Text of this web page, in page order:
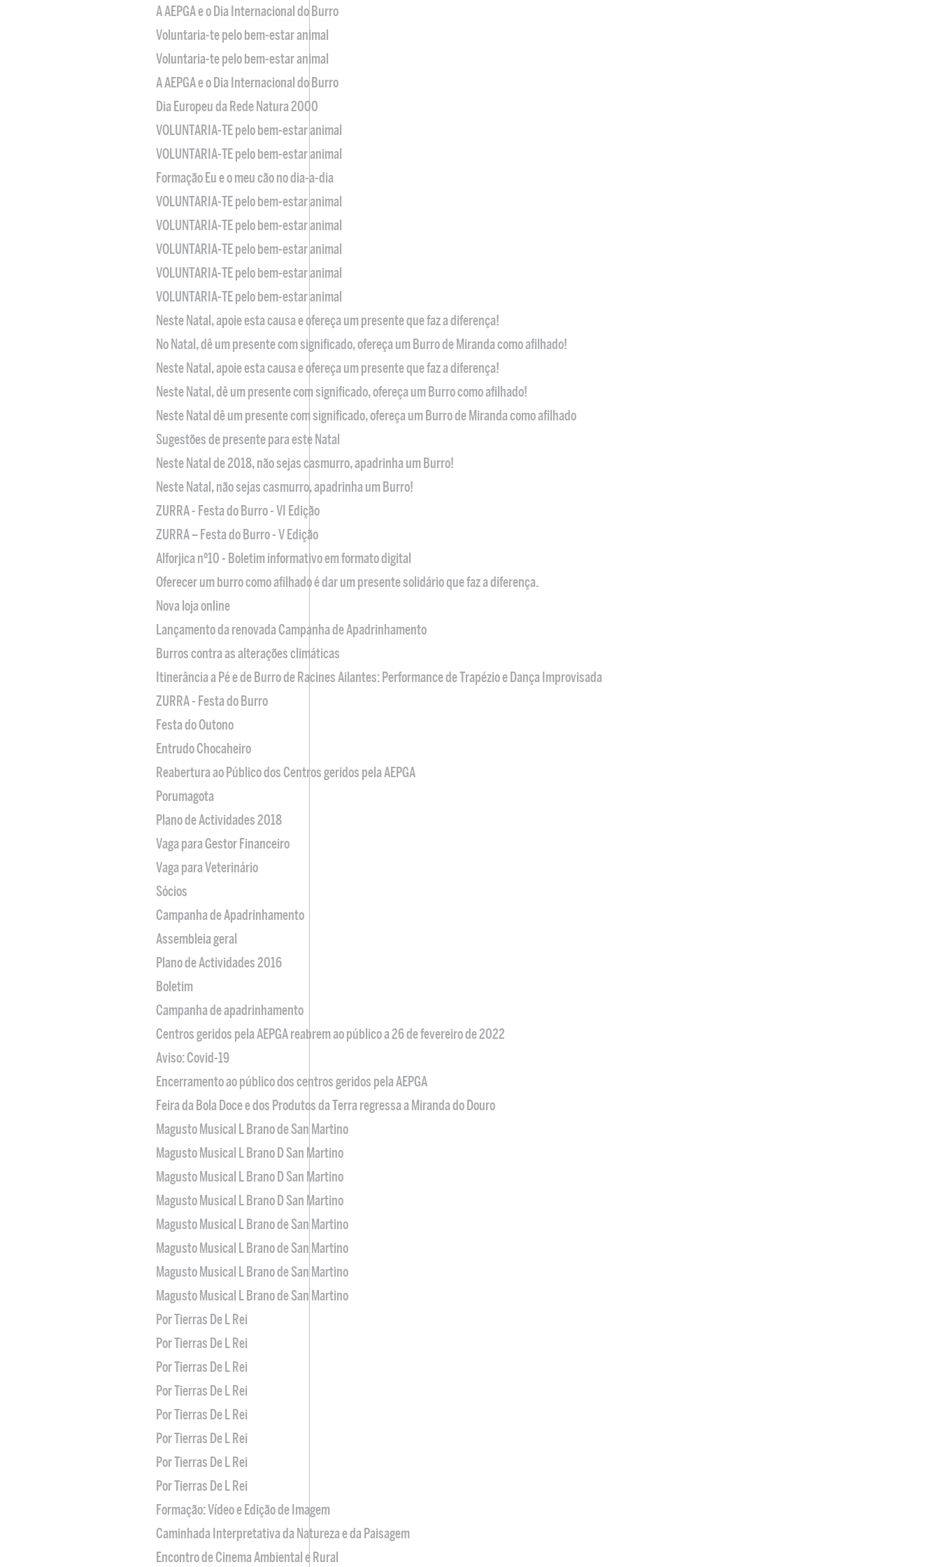
A AEPGA e o Dia Internacional do Burro
Voluntaria-te pelo bem-estar animal
Voluntaria-te pelo bem-estar animal
A AEPGA e o Dia Internacional do Burro
Dia Europeu da Rede Natura 2000
VOLUNTARIA-TE pelo bem-estar animal
VOLUNTARIA-TE pelo bem-estar animal
Formação Eu e o meu cão no dia-a-dia
VOLUNTARIA-TE pelo bem-estar animal
VOLUNTARIA-TE pelo bem-estar animal
VOLUNTARIA-TE pelo bem-estar animal
VOLUNTARIA-TE pelo bem-estar animal
VOLUNTARIA-TE pelo bem-estar animal
Neste Natal, apoie esta causa e ofereça um presente que faz a diferença!
No Natal, dê um presente com significado, ofereça um Burro de Miranda como afilhado!
Neste Natal, apoie esta causa e ofereça um presente que faz a diferença!
Neste Natal, dê um presente com significado, ofereça um Burro como afilhado!
Neste Natal dê um presente com significado, ofereça um Burro de Miranda como afilhado
Sugestões de presente para este Natal
Neste Natal de 2018, não sejas casmurro, apadrinha um Burro!
Neste Natal, não sejas casmurro, apadrinha um Burro!
ZURRA - Festa do Burro - VI Edição
ZURRA – Festa do Burro - V Edição
Alforjica nº10 - Boletim informativo em formato digital
Oferecer um burro como afilhado é dar um presente solidário que faz a diferença.
Nova loja online
Lançamento da renovada Campanha de Apadrinhamento
Burros contra as alterações climáticas
Itinerância a Pé e de Burro de Racines Ailantes: Performance de Trapézio e Dança Improvisada
ZURRA - Festa do Burro
Festa do Outono
Entrudo Chocaheiro
Reabertura ao Público dos Centros geridos pela AEPGA
Porumagota
Plano de Actividades 2018
Vaga para Gestor Financeiro
Vaga para Veterinário
Sócios
Campanha de Apadrinhamento
Assembleia geral
Plano de Actividades 2016
Boletim
Campanha de apadrinhamento
Centros geridos pela AEPGA reabrem ao público a 26 de fevereiro de 2022
Aviso: Covid-19
Encerramento ao público dos centros geridos pela AEPGA
Feira da Bola Doce e dos Produtos da Terra regressa a Miranda do Douro
Magusto Musical L Brano de San Martino
Magusto Musical L Brano D San Martino
Magusto Musical L Brano D San Martino
Magusto Musical L Brano D San Martino
Magusto Musical L Brano de San Martino
Magusto Musical L Brano de San Martino
Magusto Musical L Brano de San Martino
Magusto Musical L Brano de San Martino
Por Tierras De L Rei
Por Tierras De L Rei
Por Tierras De L Rei
Por Tierras De L Rei
Por Tierras De L Rei
Por Tierras De L Rei
Por Tierras De L Rei
Por Tierras De L Rei
Formação: Vídeo e Edição de Imagem
Caminhada Interpretativa da Natureza e da Paisagem
Encontro de Cinema Ambiental e Rural